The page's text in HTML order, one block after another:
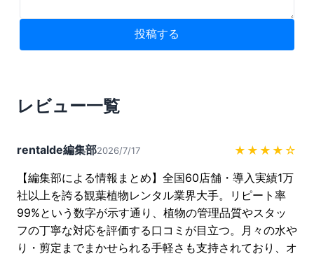
投稿する
レビュー一覧
rentalde編集部2026/7/17 ★★★★ ☆
【編集部による情報まとめ】全国60店舗・導入実績1万
社以上を誇る観葉植物レンタル業界大手。リピート率
99%という数字が示す通り、植物の管理品質やスタッ
フの丁寧な対応を評価する口コミが目立つ。月々の水や
り・剪定までまかせられる手軽さも支持されており、オ